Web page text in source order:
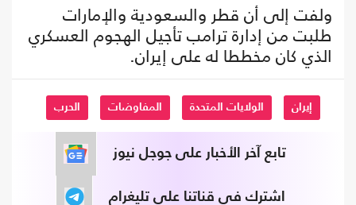
ولفت إلى أن قطر والسعودية والإمارات
طلبت من إدارة ترامب تأجيل الهجوم العسكري
الذي كان مخططا له على إيران.
إيران الولايات المتحدة المفاوضات الحرب
تابع آخر الأخبار على جوجل نيوز
اشترك في قناتنا على تليغرام